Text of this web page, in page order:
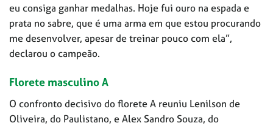
eu consiga ganhar medalhas. Hoje fui ouro na espada e
prata no sabre, que é uma arma em que estou procurando
me desenvolver, apesar de treinar pouco com ela”,
declarou o campeão.
Florete masculino A
O confronto decisivo do florete A reuniu Lenilson de
Oliveira, do Paulistano, e Alex Sandro Souza, do